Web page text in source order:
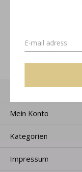
Kundendienst
Mein Konto
Kategorien
Impressum